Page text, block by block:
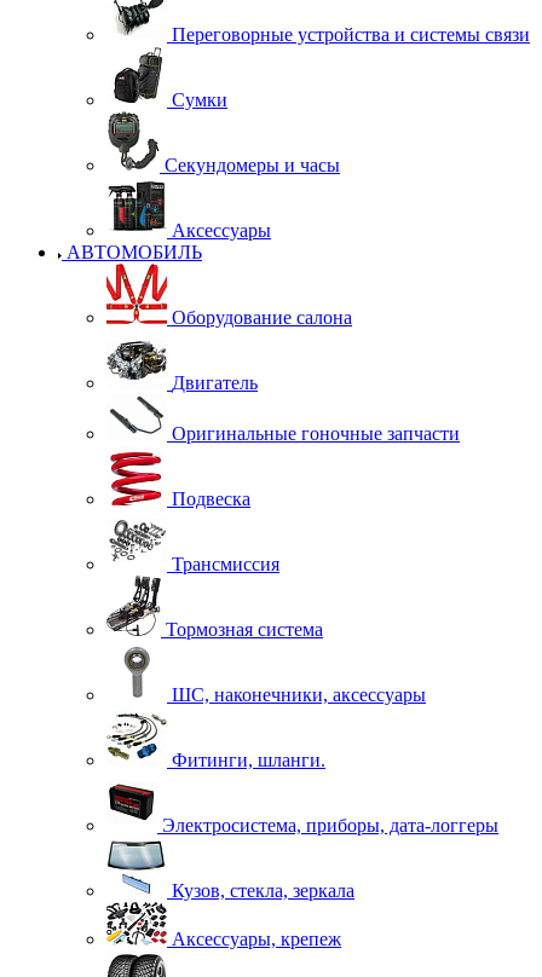
Переговорные устройства и системы связи
Сумки
Секундомеры и часы
Аксессуары
АВТОМОБИЛЬ
Оборудование салона
Двигатель
Оригинальные гоночные запчасти
Подвеска
Трансмиссия
Тормозная система
ШС, наконечники, аксессуары
Фитинги, шланги.
Электросистема, приборы, дата-логгеры
Кузов, стекла, зеркала
Аксессуары, крепеж